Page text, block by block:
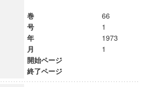
巻
66
号
1
年
1973
月
1
開始ページ
終了ページ